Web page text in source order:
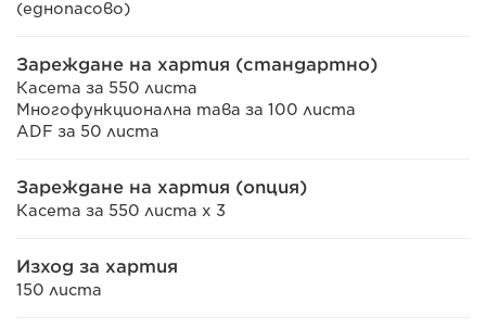
(еднопасово)
Зареждане на хартия (стандартно)
Касета за 550 листа
Многофункционална тава за 100 листа
ADF за 50 листа
Зареждане на хартия (опция)
Касета за 550 листа x 3
Изход за хартия
150 листа